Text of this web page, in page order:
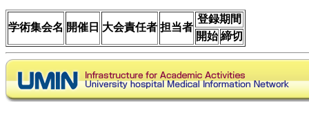
学術集会名 開催日 大会責任者 担当者
登録期間
開始 締切